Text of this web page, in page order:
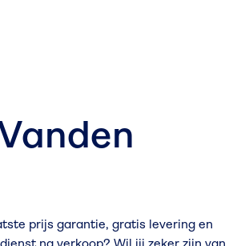
prijs garantie, gratis levering en